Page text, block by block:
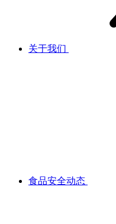
关于我们
食品安全动态